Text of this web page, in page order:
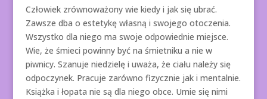
Człowiek zrównoważony wie kiedy i jak się ubrać.
Zawsze dba o estetykę własną i swojego otoczenia.
Wszystko dla niego ma swoje odpowiednie miejsce.
Wie, że śmieci powinny być na śmietniku a nie w
piwnicy. Szanuje niedzielę i uważa, że ciału należy się
odpoczynek. Pracuje zarówno fizycznie jak i mentalnie.
Książka i łopata nie są dla niego obce. Umie się nimi